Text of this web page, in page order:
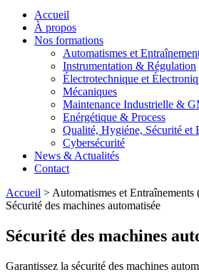
Accueil
À propos
Nos formations
Automatismes et
Instrumentation & Régulation
Électrotechnique et
Mécaniques
Maintenance Industrielle &
Enérgétique & Process
Qualité, Hygiéne, Sécurité et
Cybersécurité
News & Actualités
Contact
Accueil > Automatismes et
Sécurité des machines automatisée
Sécurité des machines
Garantissez la sécurité des machines